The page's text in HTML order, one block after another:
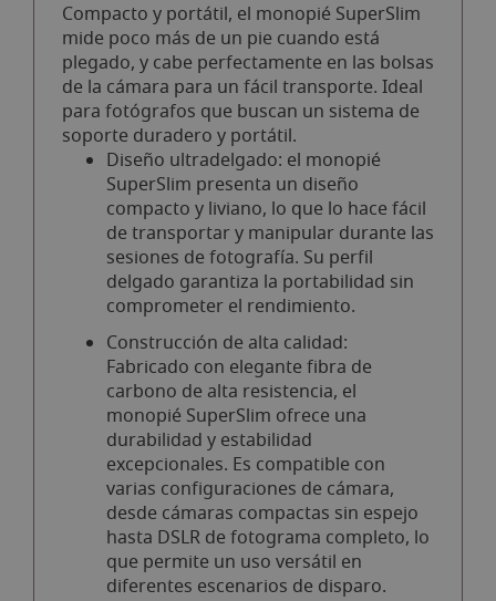
Compacto y portátil, el monopié SuperSlim
mide poco más de un pie cuando está
plegado, y cabe perfectamente en las bolsas
de la cámara para un fácil transporte. Ideal
para fotógrafos que buscan un sistema de
soporte duradero y portátil.
Diseño ultradelgado: el monopié
SuperSlim presenta un diseño
compacto y liviano, lo que lo hace fácil
de transportar y manipular durante las
sesiones de fotografía. Su perfil
delgado garantiza la portabilidad sin
comprometer el rendimiento.
Construcción de alta calidad:
Fabricado con elegante fibra de
carbono de alta resistencia, el
monopié SuperSlim ofrece una
durabilidad y estabilidad
excepcionales. Es compatible con
varias configuraciones de cámara,
desde cámaras compactas sin espejo
hasta DSLR de fotograma completo, lo
que permite un uso versátil en
diferentes escenarios de disparo.